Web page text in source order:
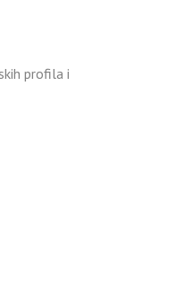
profila i